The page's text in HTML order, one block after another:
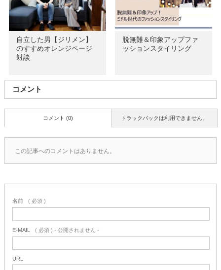
自立した男【ジリメン】
のすすめオレンジページ
対談
脱無難＆印象アップファ
ッションスタイリング
コメント
トラックバックは利用できません。
コメント (0)
この記事へのコメントはありません。
名前 ( 必須 )
E-MAIL ( 必須 ) - 公開されません -
URL